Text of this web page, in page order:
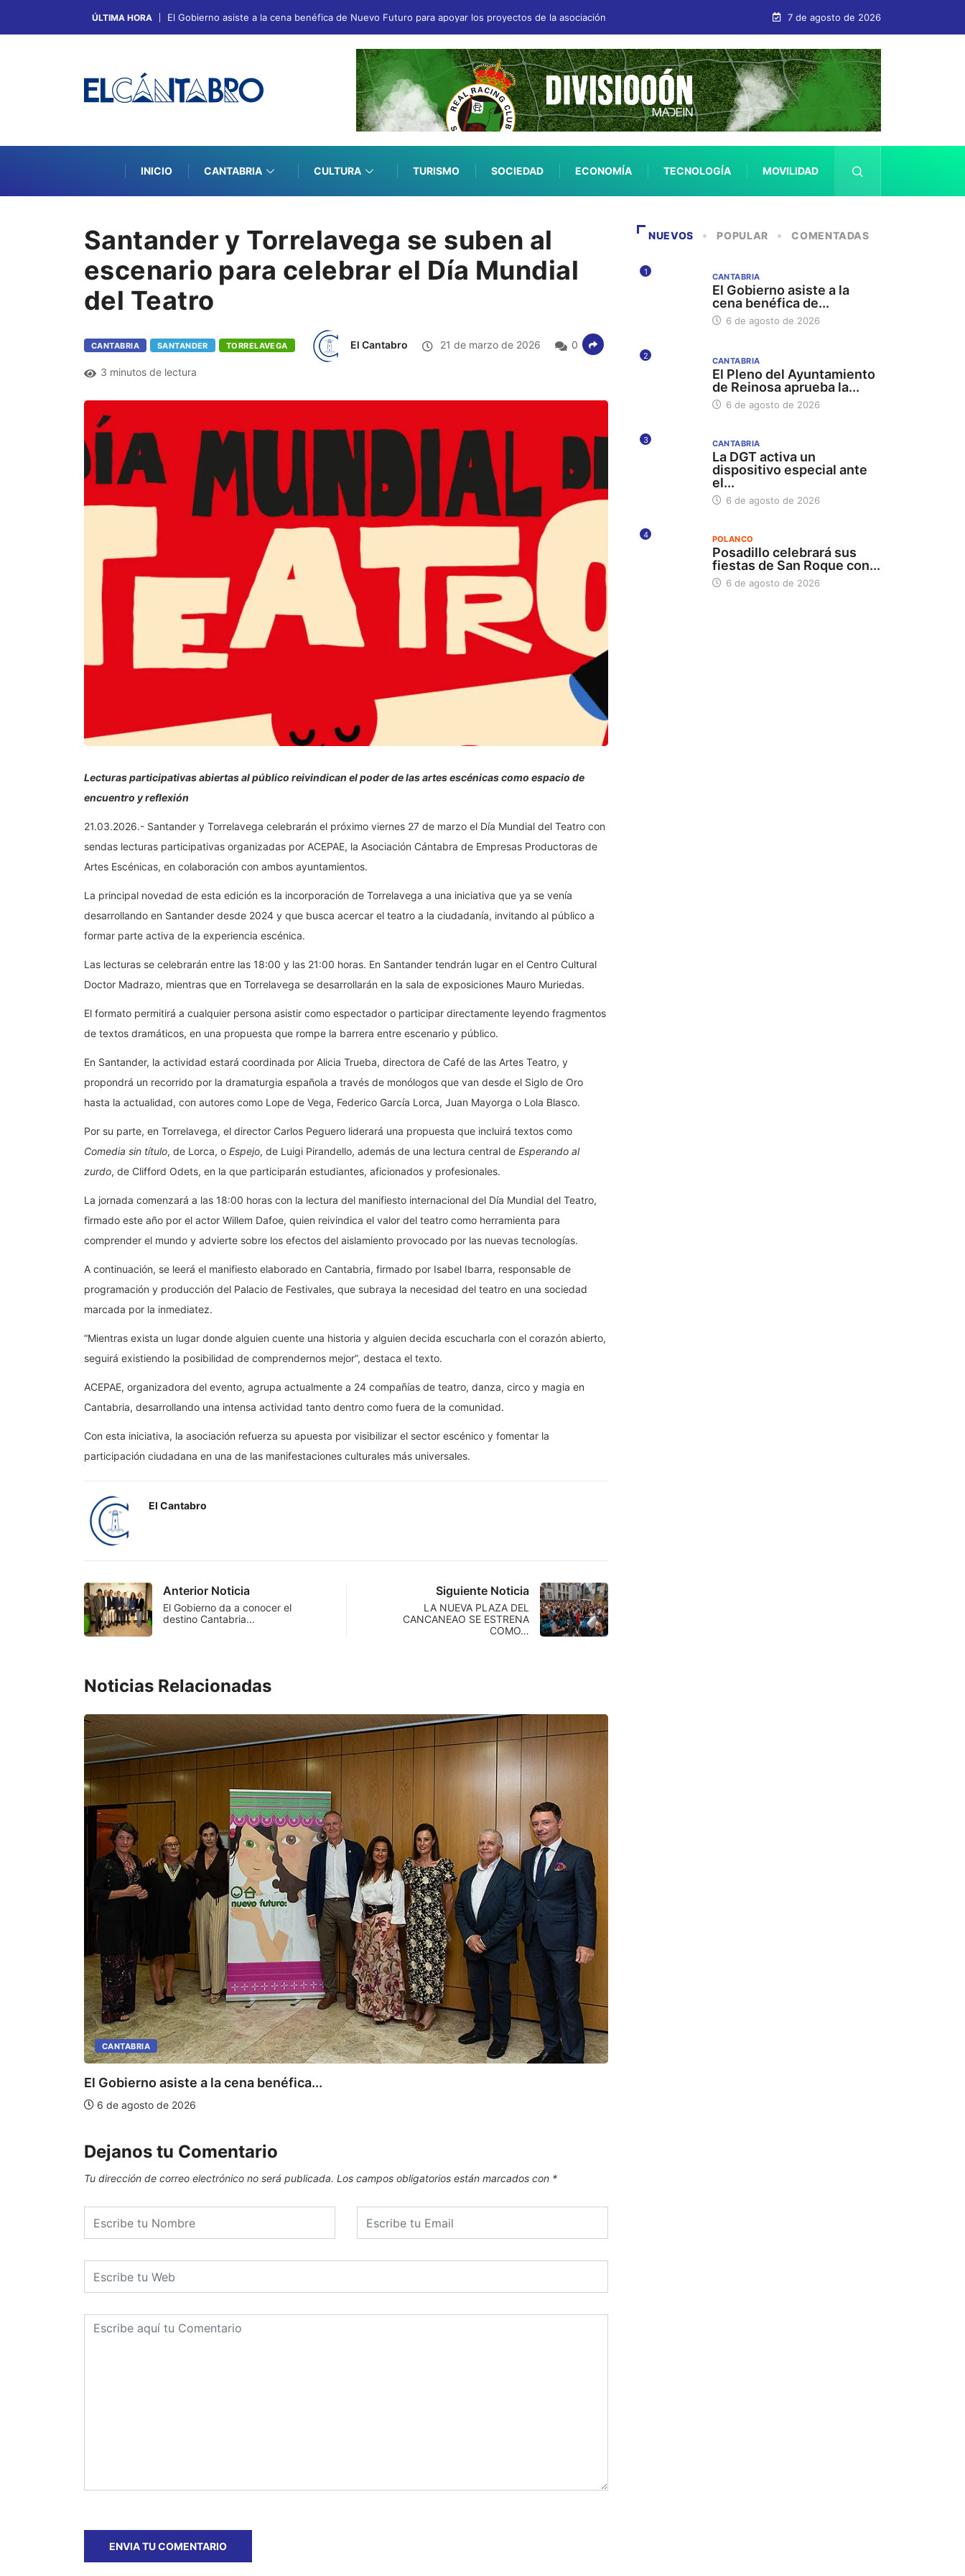
ÚLTIMA HORA El Gobierno asiste a la cena benéfica de Nuevo Futuro para apoyar los proyectos de la asociación 7 de agosto de 2026
INICIO CANTABRIA CULTURA TURISMO SOCIEDAD ECONOMÍA TECNOLOGÍA MOVILIDAD
Santander y Torrelavega se suben al
escenario para celebrar el Día Mundial
del Teatro
CANTABRIA SANTANDER TORRELAVEGA El Cantabro 21 de marzo de 2026 0
3 minutos de lectura
Lecturas participativas abiertas al público reivindican el poder de las artes escénicas como espacio de
encuentro y reflexión
21.03.2026.- Santander y Torrelavega celebrarán el próximo viernes 27 de marzo el Día Mundial del Teatro con
sendas lecturas participativas organizadas por ACEPAE, la Asociación Cántabra de Empresas Productoras de
Artes Escénicas, en colaboración con ambos ayuntamientos.
La principal novedad de esta edición es la incorporación de Torrelavega a una iniciativa que ya se venía
desarrollando en Santander desde 2024 y que busca acercar el teatro a la ciudadanía, invitando al público a
formar parte activa de la experiencia escénica.
Las lecturas se celebrarán entre las 18:00 y las 21:00 horas. En Santander tendrán lugar en el Centro Cultural
Doctor Madrazo, mientras que en Torrelavega se desarrollarán en la sala de exposiciones Mauro Muriedas.
El formato permitirá a cualquier persona asistir como espectador o participar directamente leyendo fragmentos
de textos dramáticos, en una propuesta que rompe la barrera entre escenario y público.
En Santander, la actividad estará coordinada por Alicia Trueba, directora de Café de las Artes Teatro, y
propondrá un recorrido por la dramaturgia española a través de monólogos que van desde el Siglo de Oro
hasta la actualidad, con autores como Lope de Vega, Federico García Lorca, Juan Mayorga o Lola Blasco.
Por su parte, en Torrelavega, el director Carlos Peguero liderará una propuesta que incluirá textos como
Comedia sin título, de Lorca, o Espejo, de Luigi Pirandello, además de una lectura central de Esperando al
zurdo, de Clifford Odets, en la que participarán estudiantes, aficionados y profesionales.
La jornada comenzará a las 18:00 horas con la lectura del manifiesto internacional del Día Mundial del Teatro,
firmado este año por el actor Willem Dafoe, quien reivindica el valor del teatro como herramienta para
comprender el mundo y advierte sobre los efectos del aislamiento provocado por las nuevas tecnologías.
A continuación, se leerá el manifiesto elaborado en Cantabria, firmado por Isabel Ibarra, responsable de
programación y producción del Palacio de Festivales, que subraya la necesidad del teatro en una sociedad
marcada por la inmediatez.
“Mientras exista un lugar donde alguien cuente una historia y alguien decida escucharla con el corazón abierto,
seguirá existiendo la posibilidad de comprendernos mejor”, destaca el texto.
ACEPAE, organizadora del evento, agrupa actualmente a 24 compañías de teatro, danza, circo y magia en
Cantabria, desarrollando una intensa actividad tanto dentro como fuera de la comunidad.
Con esta iniciativa, la asociación refuerza su apuesta por visibilizar el sector escénico y fomentar la
participación ciudadana en una de las manifestaciones culturales más universales.
El Cantabro
Anterior Noticia
El Gobierno da a conocer el
destino Cantabria…
Siguiente Noticia
LA NUEVA PLAZA DEL
CANCANEAO SE ESTRENA
COMO…
Noticias Relacionadas
CANTABRIA
El Gobierno asiste a la cena benéfica...
6 de agosto de 2026
Dejanos tu Comentario
Tu dirección de correo electrónico no será publicada. Los campos obligatorios están marcados con *
NUEVOS POPULAR COMENTADAS
1 CANTABRIA
El Gobierno asiste a la
cena benéfica de...
6 de agosto de 2026
2 CANTABRIA
El Pleno del Ayuntamiento
de Reinosa aprueba la...
6 de agosto de 2026
3 CANTABRIA
La DGT activa un
dispositivo especial ante
el...
6 de agosto de 2026
4 POLANCO
Posadillo celebrará sus
fiestas de San Roque con...
6 de agosto de 2026